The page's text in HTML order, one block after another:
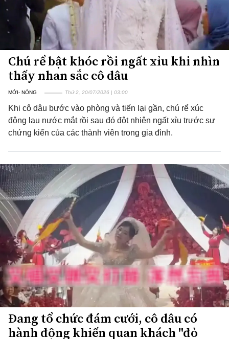
Chú rể bật khóc rồi ngất xỉu khi nhìn
thấy nhan sắc cô dâu
MỚI- NÓNG Thứ 2, 20/07/2026 | 03:00
Khi cô dâu bước vào phòng và tiến lại gần, chú rể xúc
động lau nước mắt rồi sau đó đột nhiên ngất xỉu trước sự
chứng kiến của các thành viên trong gia đình.
Đang tổ chức đám cưới, cô dâu có
hành động khiến quan khách "đỏ